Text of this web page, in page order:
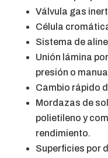
Válvula gas
Célula
Sistema de
Unión lámina
presión o
Cambio rápido
Mordazas de
polietileno y
rendimiento.
Superficies por